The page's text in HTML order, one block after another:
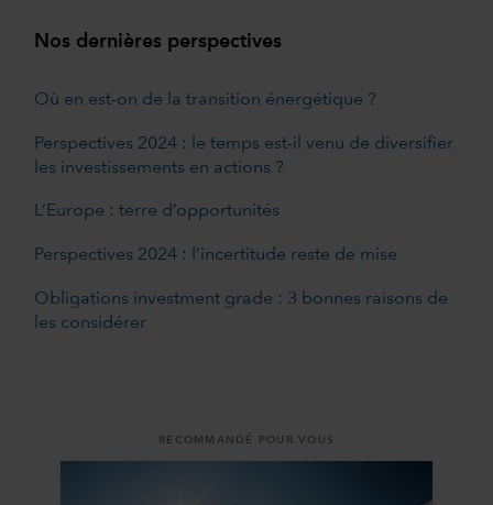
Nos dernières perspectives
Où en est-on de la transition énergétique ?
Perspectives 2024 : le temps est-il venu de diversifier
les investissements en actions ?
L’Europe : terre d’opportunités
Perspectives 2024 : l’incertitude reste de mise
Obligations investment grade : 3 bonnes raisons de
les considérer
RECOMMANDÉ POUR VOUS